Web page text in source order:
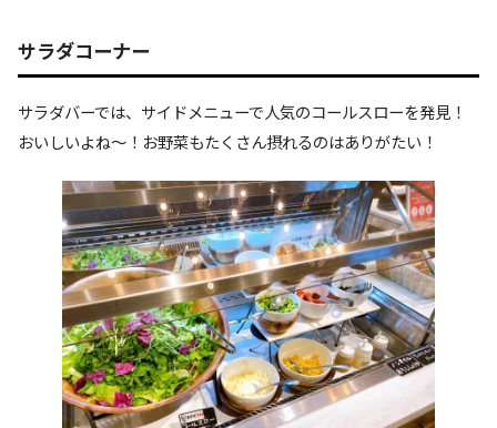
サラダコーナー
サラダバーでは、サイドメニューで人気のコールスローを発見！
おいしいよね〜！お野菜もたくさん摂れるのはありがたい！